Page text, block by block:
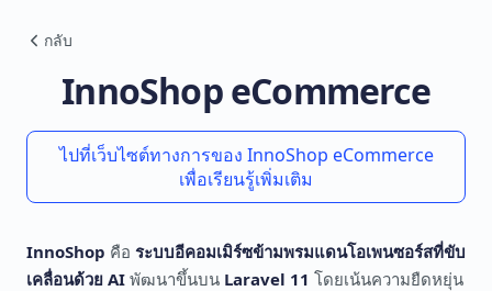
กลับ
InnoShop eCommerce
ไปที่เว็บไซต์ทางการของ InnoShop eCommerce
เพื่อเรียนรู้เพิ่มเติม
InnoShop คือ ระบบอีคอมเมิร์ซข้ามพรมแดนโอเพนซอร์สที่ขับ
เคลื่อนด้วย AI พัฒนาขึ้นบน Laravel 11 โดยเน้นความยืดหยุ่น